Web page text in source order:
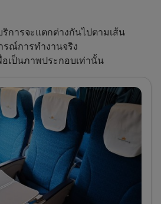
การจะแตกต่างกันไปตามเส้น
ณ์การทำงานจริง
เป็นภาพประกอบเท่านั้น